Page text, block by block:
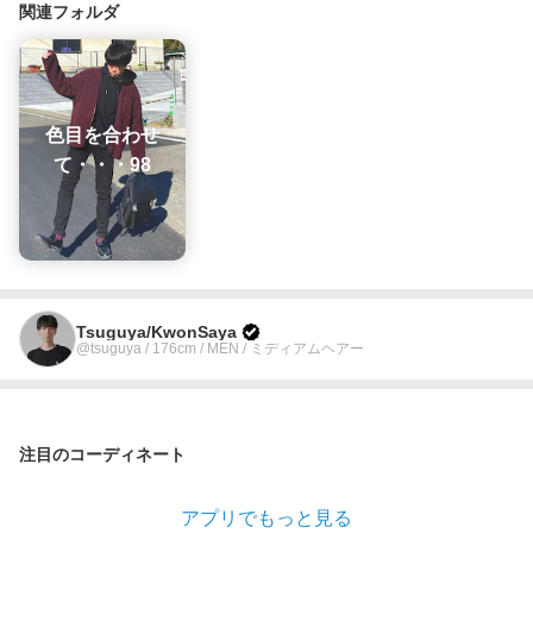
関連フォルダ
色目を合わせ
て・・・98
Tsuguya/KwonSaya
@tsuguya / 176cm / MEN / ミディアムヘアー
注目のコーディネート
アプリでもっと見る